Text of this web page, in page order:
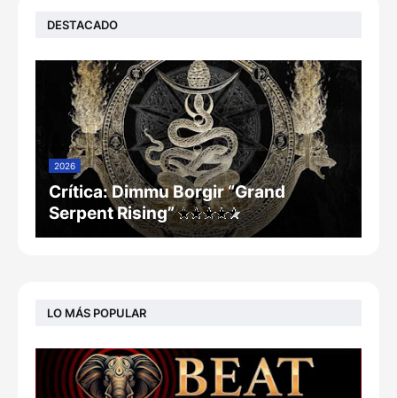
DESTACADO
2026
Crítica: Dimmu Borgir “Grand
Serpent Rising”
LO MÁS POPULAR